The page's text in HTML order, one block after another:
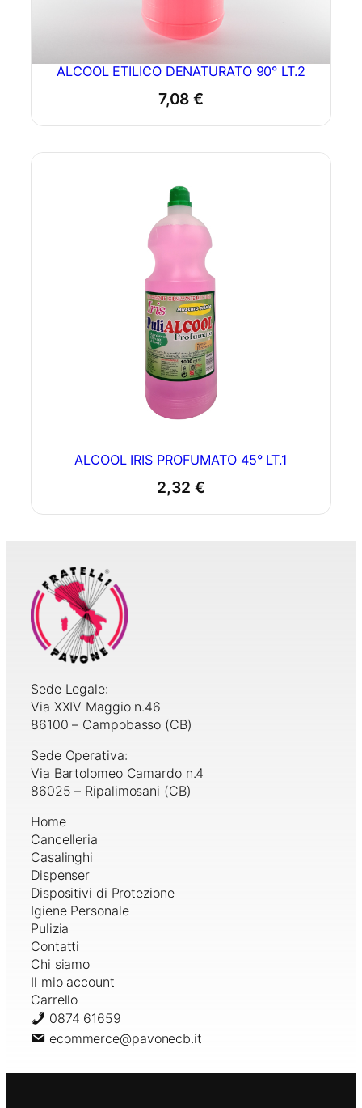
ALCOOL ETILICO DENATURATO 90° LT.2
7,08€
ALCOOL IRIS PROFUMATO 45° LT.1
2,32€
Sede Legale:
Via XXIV Maggio n.46
86100 – Campobasso (CB)
Sede Operativa:
Via Bartolomeo Camardo n.4
86025 – Ripalimosani (CB)
Home
Cancelleria
Casalinghi
Dispenser
Dispositivi di Protezione
Igiene Personale
Pulizia
Contatti
Chi siamo
Il mio account
Carrello
0874 61659
ecommerce@pavonecb.it